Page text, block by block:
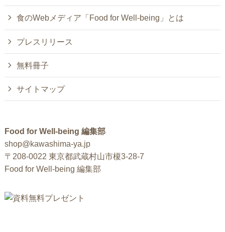
食のWebメディア「Food for Well-being」とは
プレスリリース
無料冊子
サイトマップ
Food for Well-being 編集部
shop@kawashima-ya.jp
〒208-0022 東京都武蔵村山市榎3-28-7
Food for Well-being 編集部